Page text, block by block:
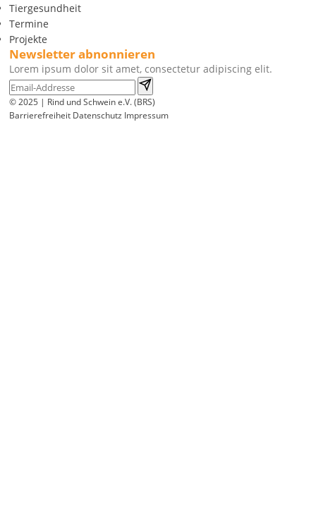
Tiergesundheit
Termine
Projekte
Newsletter abnonnieren
Lorem ipsum dolor sit amet, consectetur adipiscing elit.
© 2025 | Rind und Schwein e.V. (BRS)
Barrierefreiheit Datenschutz Impressum